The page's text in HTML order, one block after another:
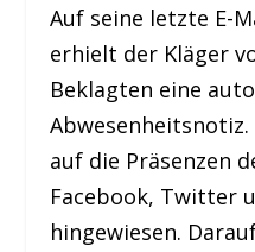
Auf seine letzte E-
erhielt der Kläger
Beklagten eine
auf die Präsenzen
Facebook, Twitter
hingewiesen.